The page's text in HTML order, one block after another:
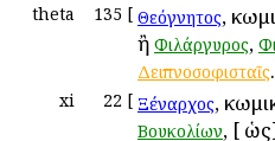
theta 135 [ Θεόγνητος,
ἢ Φιλάργυρος,
Δειπνοσοφισταῖς.
xi 22 [ Ξέναρχος,
Βουκολίων, [